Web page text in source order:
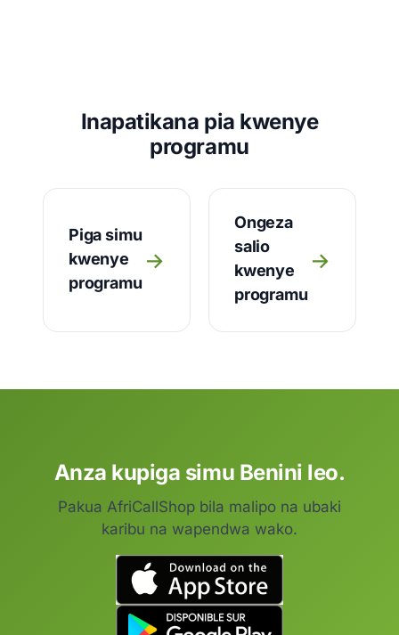
Inapatikana pia kwenye
programu
Piga simu
kwenye
programu
→
Ongeza
salio
kwenye
programu
→
Anza kupiga simu Benini leo.
Pakua AfriCallShop bila malipo na ubaki
karibu na wapendwa wako.